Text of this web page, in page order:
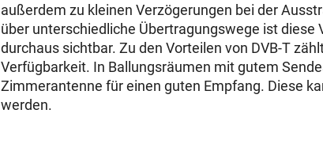
außerdem zu kleinen Verzögerungen bei der
über unterschiedliche Übertragungswege ist diese
durchaus sichtbar. Zu den Vorteilen von DVB-T
Verfügbarkeit. In Ballungsräumen mit gutem
Zimmerantenne für einen guten Empfang. Diese
werden.